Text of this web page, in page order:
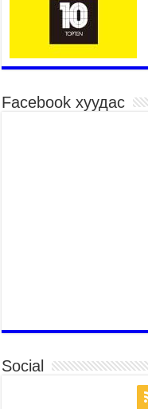
2026 оны 7 сар 15 / 10 цаг 52
Үндэсний их баяр наадмын
барилдаан эхэллээ
2026 оны 7 сар 15 / 10 цаг 46
Үндэсний хувцасны өдрийг
“Дээлтэй монгол наадам”
Өв соёлоо тээж яваа
2026 оны 7 сар 14 / 17 цаг 40
Facebook хуудас
Social